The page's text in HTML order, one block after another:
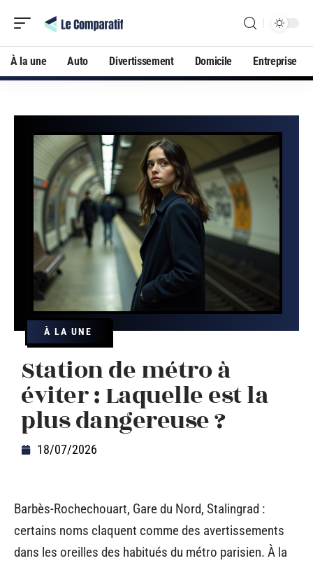
À la une Auto Divertissement Domicile Entreprise
À LA UNE
Station de métro à
éviter : Laquelle est la
plus dangereuse ?
18/07/2026
Barbès-Rochechouart, Gare du Nord, Stalingrad :
certains noms claquent comme des avertissements
dans les oreilles des habitués du métro parisien. À la